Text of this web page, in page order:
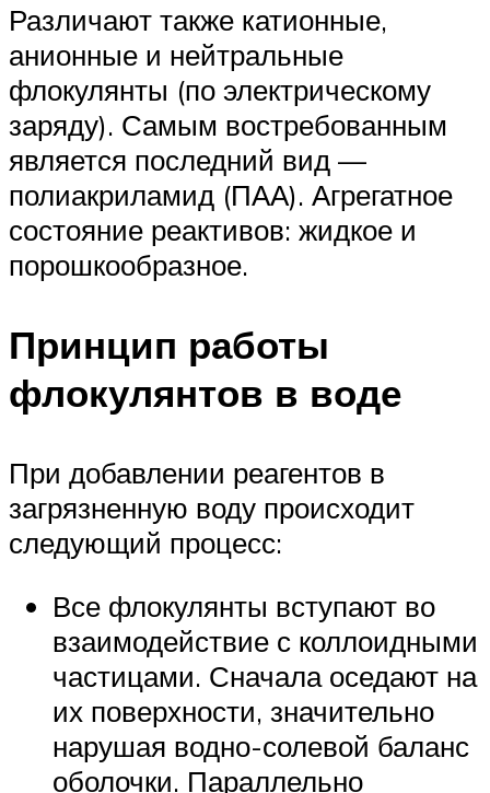
Различают также катионные,
анионные и нейтральные
флокулянты (по электрическому
заряду). Самым востребованным
является последний вид —
полиакриламид (ПАА). Агрегатное
состояние реактивов: жидкое и
порошкообразное.
Принцип работы
флокулянтов в воде
При добавлении реагентов в
загрязненную воду происходит
следующий процесс:
Все флокулянты вступают во
взаимодействие с коллоидными
частицами. Сначала оседают на
их поверхности, значительно
нарушая водно-солевой баланс
оболочки. Параллельно